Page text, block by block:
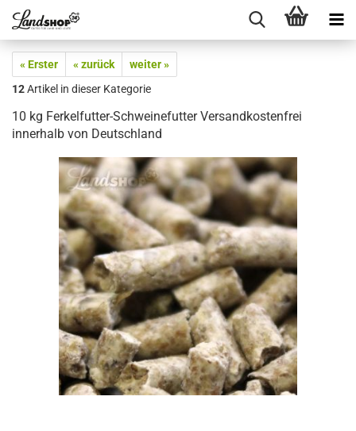
« Erster « zurück
weiter »
12Artikel in dieser Kategorie
10 kg Ferkelfutter-Schweinefutter Versandkostenfrei
innerhalb von Deutschland